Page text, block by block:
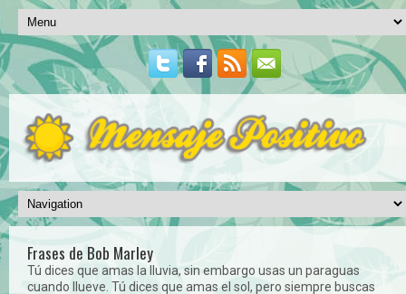
Frases de Bob Marley
Tú dices que amas la lluvia, sin embargo usas un paraguas
cuando llueve. Tú dices que amas el sol, pero siempre buscas